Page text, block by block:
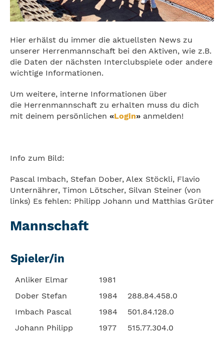
Hier erhälst du immer die aktuellsten News zu
unserer Herrenmannschaft bei den Aktiven, wie z.B.
die Daten der nächsten Interclubspiele oder andere
wichtige Informationen.
Um weitere, interne Informationen über
die Herrenmannschaft zu erhalten muss du dich
mit deinem persönlichen «Login» anmelden!
Info zum Bild:
Pascal Imbach, Stefan Dober, Alex Stöckli, Flavio
Unternährer, Timon Lötscher, Silvan Steiner (von
links) Es fehlen: Philipp Johann und Matthias Grüter
Mannschaft
Spieler/in
Anliker Elmar
1981
Dober Stefan
1984
288.84.458.0
Imbach Pascal
1984
501.84.128.0
Johann Philipp
1977
515.77.304.0